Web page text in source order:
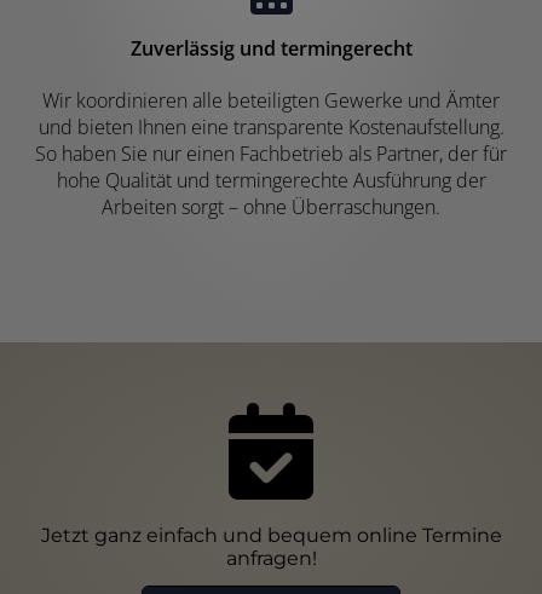
Zuverlässig und termingerecht
Wir koordinieren alle beteiligten Gewerke und Ämter
und bieten Ihnen eine transparente Kostenaufstellung.
So haben Sie nur einen Fachbetrieb als Partner, der für
hohe Qualität und termingerechte Ausführung der
Arbeiten sorgt – ohne Überraschungen.
Jetzt ganz einfach und bequem online Termine
anfragen!